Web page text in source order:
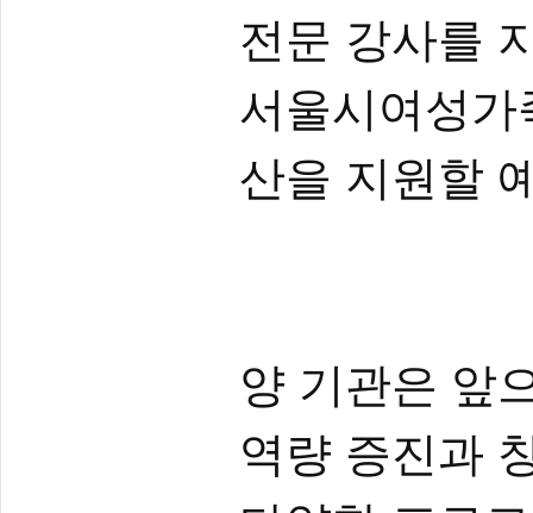
전문 강사를
서울시여성
산을 지원할
양 기관은 앞
역량 증진과